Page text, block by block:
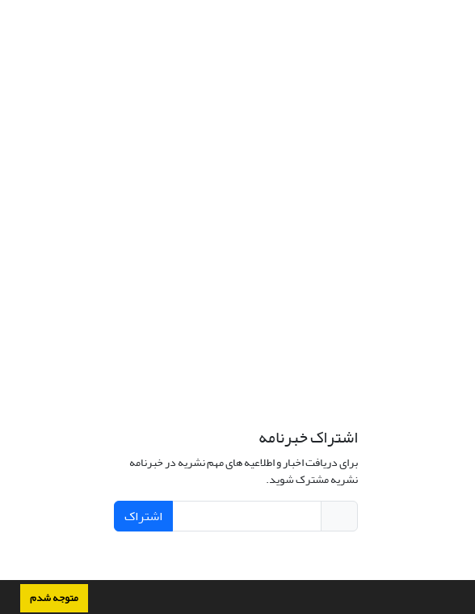
متوجه شدم
اشتراک خبرنامه
برای دریافت اخبار و اطلاعیه های مهم نشریه در خبرنامه
نشریه مشترک شوید.
اشتراک